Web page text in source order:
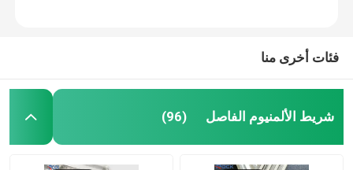
شريط فاصل الحافة الدافئة
بار بوتيل فاصل
نوافذ الجورجية بار
فئات أخرى منا
شريط الألمنيوم الفاصل (96)